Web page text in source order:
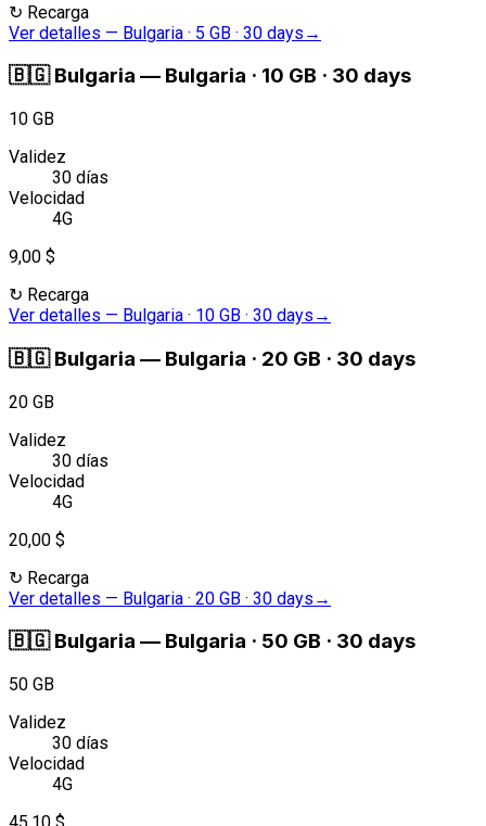
↻ Recarga
Ver detalles — Bulgaria · 5 GB · 30 days →
🇧🇬 Bulgaria — Bulgaria · 10 GB · 30 days
10 GB
Validez
30 días
Velocidad
4G
9,00 $
↻ Recarga
Ver detalles — Bulgaria · 10 GB · 30 days →
🇧🇬 Bulgaria — Bulgaria · 20 GB · 30 days
20 GB
Validez
30 días
Velocidad
4G
20,00 $
↻ Recarga
Ver detalles — Bulgaria · 20 GB · 30 days →
🇧🇬 Bulgaria — Bulgaria · 50 GB · 30 days
50 GB
Validez
30 días
Velocidad
4G